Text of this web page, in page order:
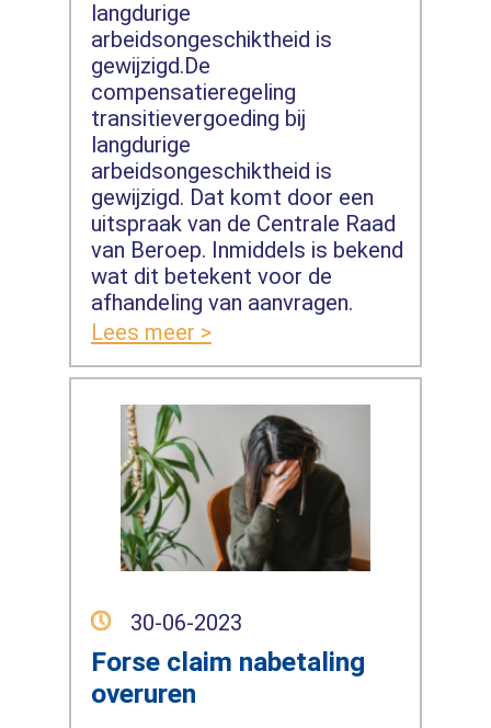
langdurige
arbeidsongeschiktheid is
gewijzigd.De
compensatieregeling
transitievergoeding bij
langdurige
arbeidsongeschiktheid is
gewijzigd. Dat komt door een
uitspraak van de Centrale Raad
van Beroep. Inmiddels is bekend
wat dit betekent voor de
afhandeling van aanvragen.
Lees meer >
30-06-2023
Forse claim nabetaling
overuren